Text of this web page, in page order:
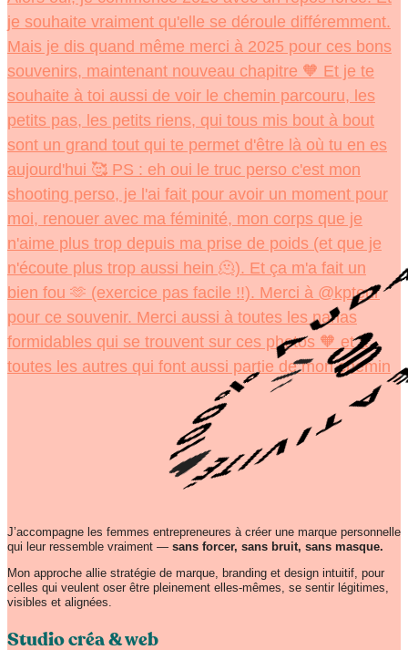
J’accompagne les femmes entrepreneures à créer une marque personnelle
qui leur ressemble vraiment — sans forcer, sans bruit, sans masque.
Mon approche allie stratégie de marque, branding et design intuitif, pour
celles qui veulent oser être pleinement elles-mêmes, se sentir légitimes,
visibles et alignées.
Studio créa & web